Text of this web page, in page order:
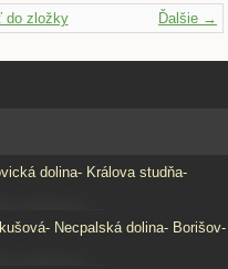
Ďalšie →
do zložky
dolina- Králova studňa-
Necpalská dolina- Borišov-